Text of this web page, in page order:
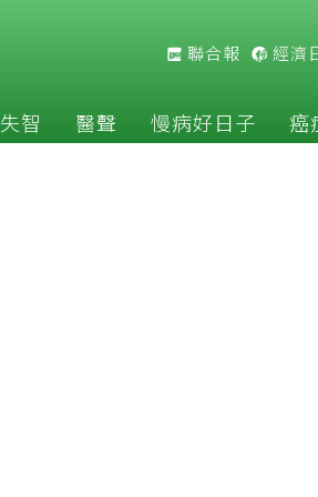
聯合報 經濟
失智 醫聲 慢病好日子 癌